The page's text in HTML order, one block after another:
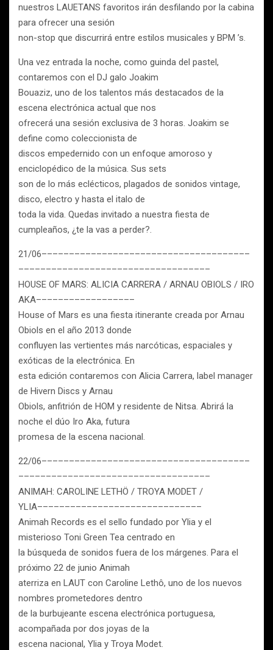
nuestros LAUETANS favoritos irán desfilando por la cabina
para ofrecer una sesión
non-stop que discurrirá entre estilos musicales y BPM ’s.
Una vez entrada la noche, como guinda del pastel,
contaremos con el DJ galo Joakim
Bouaziz, uno de los talentos más destacados de la
escena electrónica actual que nos
ofrecerá una sesión exclusiva de 3 horas. Joakim se
define como coleccionista de
discos empedernido con un enfoque amoroso y
enciclopédico de la música. Sus sets
son de lo más eclécticos, plagados de sonidos vintage,
disco, electro y hasta el italo de
toda la vida. Quedas invitado a nuestra fiesta de
cumpleaños, ¿te la vas a perder?.
21/06––––––––––––––––––––––––––––––––––––––
–––––––––––––––––––––––––––––––––––
HOUSE OF MARS: ALICIA CARRERA / ARNAU OBIOLS / IRO
AKA––––––––––––––––––
House of Mars es una fiesta itinerante creada por Arnau
Obiols en el año 2013 donde
confluyen las vertientes más narcóticas, espaciales y
exóticas de la electrónica. En
esta edición contaremos con Alicia Carrera, label manager
de Hivern Discs y Arnau
Obiols, anfitrión de HOM y residente de Nitsa. Abrirá la
noche el dúo Iro Aka, futura
promesa de la escena nacional.
22/06––––––––––––––––––––––––––––––––––––––
–––––––––––––––––––––––––––––––––––
ANIMAH: CAROLINE LETHÖ / TROYA MODET /
YLIA––––––––––––––––––––––––––––––
Animah Records es el sello fundado por Ylia y el
misterioso Toni Green Tea centrado en
la búsqueda de sonidos fuera de los márgenes. Para el
próximo 22 de junio Animah
aterriza en LAUT con Caroline Lethô, uno de los nuevos
nombres prometedores dentro
de la burbujeante escena electrónica portuguesa,
acompañada por dos joyas de la
escena nacional, Ylia y Troya Modet.